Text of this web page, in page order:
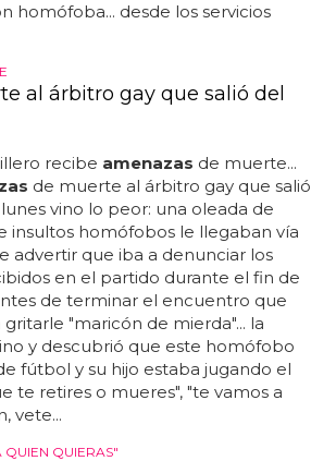
homófoba... desde los servicios
al árbitro gay que salió del
recibe amenazas de muerte...
de muerte al árbitro gay que salió
vino lo peor: una oleada de
insultos homófobos le llegaban vía
advertir que iba a denunciar los
en el partido durante el fin de
de terminar el encuentro que
"maricón de mierda"... la
y descubrió que este homófobo
fútbol y su hijo estaba jugando el
te retires o mueres", "te vamos a
vete...
QUIEN QUIERAS"